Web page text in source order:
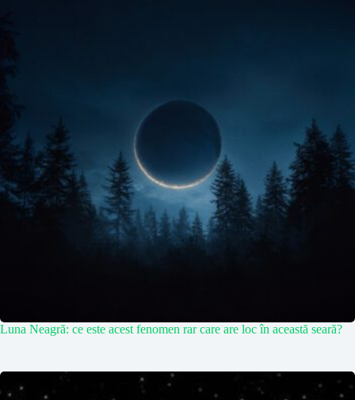
Luna Neagră: ce este acest fenomen rar care are loc în această seară?